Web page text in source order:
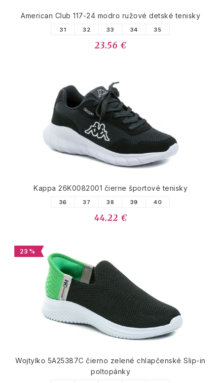
American Club 117-24 modro ružové detské tenisky
31 32 33 34 35
23.56 €
Kappa 26K0082001 čierne športové tenisky
36 37 38 39 40
44.22 €
23 %
Wojtylko 5A25387C čierno zelené chlapčenské Slip-in
poltopánky